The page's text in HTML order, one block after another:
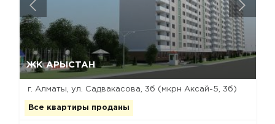
ЖК АРЫСТАН
г. Алматы, ул. Садвакасова, 3б (мкрн Аксай-5, 3б)
Все квартиры проданы
Да, удалить Отмена